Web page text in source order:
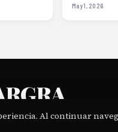
May 1, 2026
Al continuar